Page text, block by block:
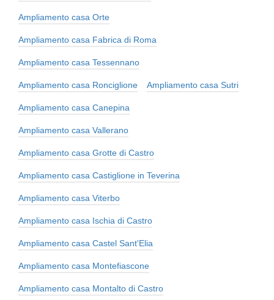
Ampliamento casa Orte
Ampliamento casa Fabrica di Roma
Ampliamento casa Tessennano
Ampliamento casa Ronciglione Ampliamento casa Sutri
Ampliamento casa Canepina
Ampliamento casa Vallerano
Ampliamento casa Grotte di Castro
Ampliamento casa Castiglione in Teverina
Ampliamento casa Viterbo
Ampliamento casa Ischia di Castro
Ampliamento casa Castel Sant'Elia
Ampliamento casa Montefiascone
Ampliamento casa Montalto di Castro